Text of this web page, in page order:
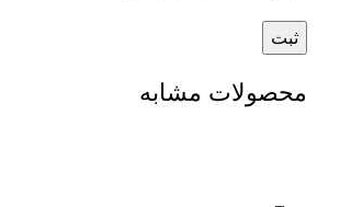
محصولات مشابه